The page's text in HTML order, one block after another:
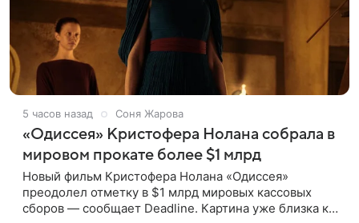
5 часов назад Соня Жарова
«Одиссея» Кристофера Нолана собрала в
мировом прокате более $1 млрд
Новый фильм Кристофера Нолана «Одиссея»
преодолел отметку в $1 млрд мировых кассовых
сборов — сообщает Deadline. Картина уже близка к